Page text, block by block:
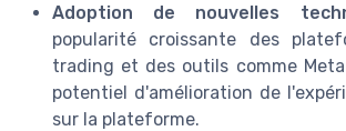
Adoption de nouvelles
popularité croissante des
trading et des outils comme
potentiel d'amélioration de
sur la plateforme.